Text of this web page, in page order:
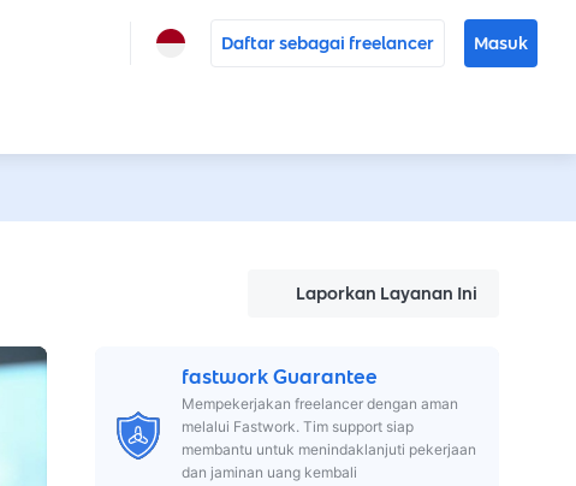
Daftar sebagai freelancer Masuk
Laporkan Layanan Ini
fastwork Guarantee
Mempekerjakan freelancer dengan aman
melalui Fastwork. Tim support siap
membantu untuk menindaklanjuti pekerjaan
dan jaminan uang kembali